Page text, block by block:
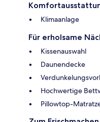
Klimaanlage
Für erholsame
Kissenauswahl
Daunendecke
Hochwertige
Pillowtop-